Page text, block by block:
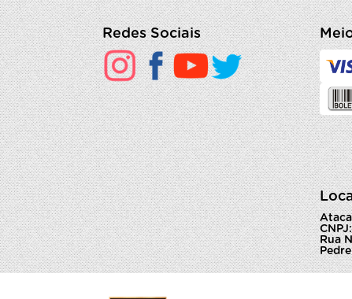
Redes Sociais
Rua